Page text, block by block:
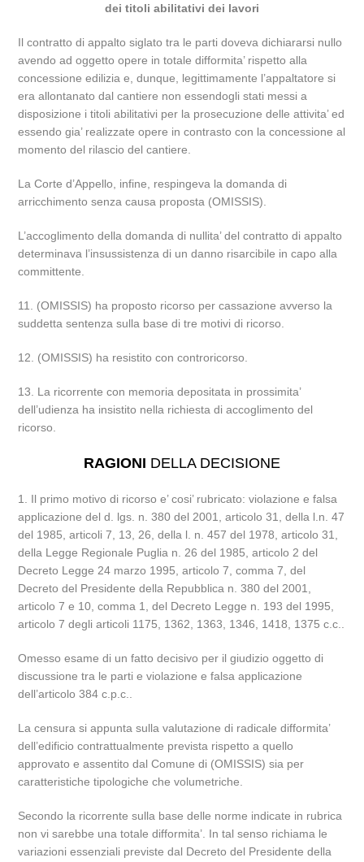
dei titoli abilitativi dei lavori
Il contratto di appalto siglato tra le parti doveva dichiararsi nullo
avendo ad oggetto opere in totale difformita’ rispetto alla
concessione edilizia e, dunque, legittimamente l’appaltatore si
era allontanato dal cantiere non essendogli stati messi a
disposizione i titoli abilitativi per la prosecuzione delle attivita’ ed
essendo gia’ realizzate opere in contrasto con la concessione al
momento del rilascio del cantiere.
La Corte d’Appello, infine, respingeva la domanda di
arricchimento senza causa proposta (OMISSIS).
L’accoglimento della domanda di nullita’ del contratto di appalto
determinava l’insussistenza di un danno risarcibile in capo alla
committente.
11. (OMISSIS) ha proposto ricorso per cassazione avverso la
suddetta sentenza sulla base di tre motivi di ricorso.
12. (OMISSIS) ha resistito con controricorso.
13. La ricorrente con memoria depositata in prossimita’
dell’udienza ha insistito nella richiesta di accoglimento del
ricorso.
RAGIONI DELLA DECISIONE
1. Il primo motivo di ricorso e’ cosi’ rubricato: violazione e falsa
applicazione del d. lgs. n. 380 del 2001, articolo 31, della l.n. 47
del 1985, articoli 7, 13, 26, della l. n. 457 del 1978, articolo 31,
della Legge Regionale Puglia n. 26 del 1985, articolo 2 del
Decreto Legge 24 marzo 1995, articolo 7, comma 7, del
Decreto del Presidente della Repubblica n. 380 del 2001,
articolo 7 e 10, comma 1, del Decreto Legge n. 193 del 1995,
articolo 7 degli articoli 1175, 1362, 1363, 1346, 1418, 1375 c.c..
Omesso esame di un fatto decisivo per il giudizio oggetto di
discussione tra le parti e violazione e falsa applicazione
dell’articolo 384 c.p.c..
La censura si appunta sulla valutazione di radicale difformita’
dell’edificio contrattualmente prevista rispetto a quello
approvato e assentito dal Comune di (OMISSIS) sia per
caratteristiche tipologiche che volumetriche.
Secondo la ricorrente sulla base delle norme indicate in rubrica
non vi sarebbe una totale difformita’. In tal senso richiama le
variazioni essenziali previste dal Decreto del Presidente della